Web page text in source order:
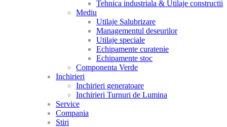
Tehnica industriala & Utilaje constructii
Mediu
Utilaje Salubrizare
Managementul deseurilor
Utilaje speciale
Echipamente curatenie
Echipamente stoc
Componenta Verde
Inchirieri
Inchirieri generatoare
Inchirieri Turnuri de Lumina
Service
Compania
Stiri